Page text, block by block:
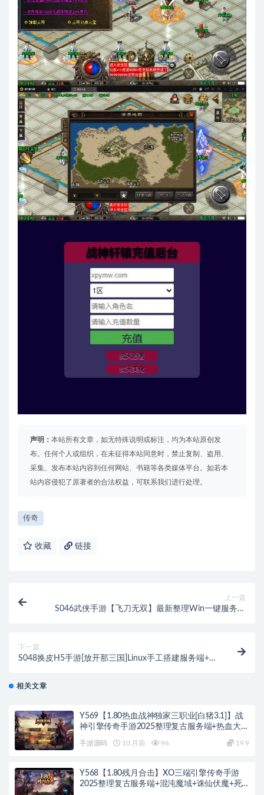
声明： 本站所有文章，如无特殊说明或标注，均为本站原创发
布。任何个人或组织，在未征得本站同意时，禁止复制、盗用、
采集、发布本站内容到任何网站、书籍等各类媒体平台。如若本
站内容侵犯了原著者的合法权益，可联系我们进行处理。
传奇
收藏 链接
上一篇
S046武侠手游【飞刀无双】最新整理Win一键服务端
下一篇
S048换皮H5手游[放开那三国]Linux手工搭建服务端+授
相关文章
Y569【1.80热血战神独家三职业[白猪3.1]】战
神引擎传奇手游2025整理复古服务端+热血大陆
手游源码 10 月前 96 19.9
Y568【1.80残月合击】XO三端引擎传奇手游
2025整理复古服务端+混沌魔域+诛仙伏魔+死